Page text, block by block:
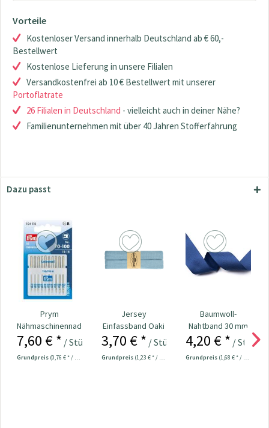
Vorteile
Kostenloser Versand innerhalb Deutschland ab € 60,-
Bestellwert
Kostenlose Lieferung in unsere Filialen
Versandkostenfrei ab 10 € Bestellwert mit unserer
Portoflatrate
26 Filialen in Deutschland - vielleicht auch in deiner Nähe?
Familienunternehmen mit über 40 Jahren Stofferfahrung
Dazu passt
Prym
Nähmaschinennadeln
130/705
Universal...
7,60 € * / Stück
Grundpreis (0,76 € * / 1 Stück)
Jersey
Einfassband Oaki
Doki uni 3 m
jeansblau
3,70 € * / Stück
Grundpreis (1,23 € * / 1 Meter)
Baumwoll-
Nahtband 30 mm
uni 2,5 m
jeansblau
4,20 € * / Stück
Grundpreis (1,68 € * / 1 Meter)